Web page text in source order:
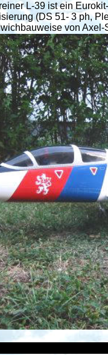
L-39 ist ein
(DS 51- 3 ph,
von Axel-